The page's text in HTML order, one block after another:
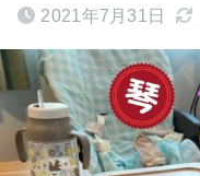
2021年7月31日